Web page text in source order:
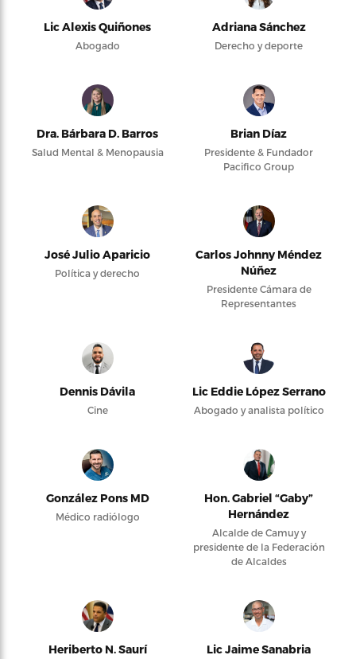
Lic Alexis Quiñones
Abogado
Adriana Sánchez
Derecho y deporte
Dra. Bárbara D. Barros
Salud Mental & Menopausia
Brian Díaz
Presidente & Fundador
Pacifico Group
José Julio Aparicio
Política y derecho
Carlos Johnny Méndez
Núñez
Presidente Cámara de
Representantes
Dennis Dávila
Cine
Lic Eddie López Serrano
Abogado y analista político
González Pons MD
Médico radiólogo
Hon. Gabriel “Gaby”
Hernández
Alcalde de Camuy y
presidente de la Federación
de Alcaldes
Heriberto N. Saurí Lic Jaime Sanabria